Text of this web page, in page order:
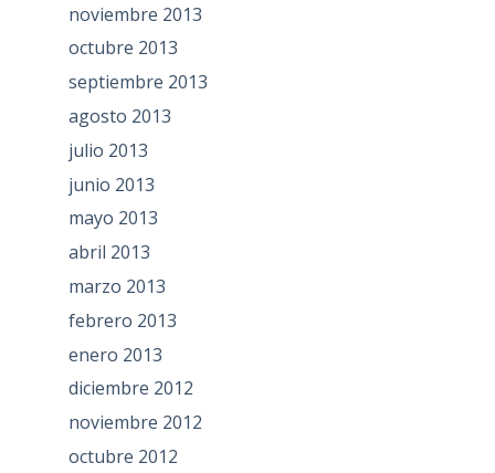
noviembre 2013
octubre 2013
septiembre 2013
agosto 2013
julio 2013
junio 2013
mayo 2013
abril 2013
marzo 2013
febrero 2013
enero 2013
diciembre 2012
noviembre 2012
octubre 2012